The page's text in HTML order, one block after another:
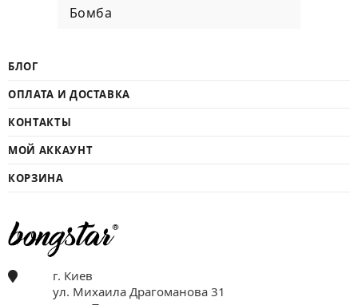
Бомба
БЛОГ
ОПЛАТА И ДОСТАВКА
КОНТАКТЫ
МОЙ АККАУНТ
КОРЗИНА
г. Киев
ул. Михаила Драгоманова 31